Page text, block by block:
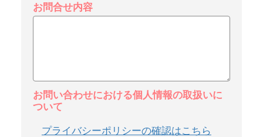
お問合せ内容
お問い合わせにおける個人情報の取扱いに
ついて
プライバシーポリシーの確認はこちら